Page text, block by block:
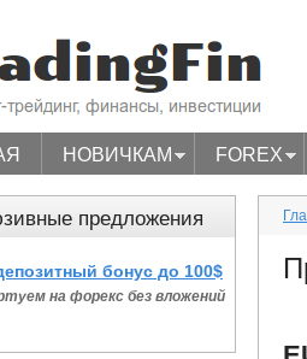
НОВИЧКАМ FOREX
предложения
бонус до 100$
на форекс без вложений